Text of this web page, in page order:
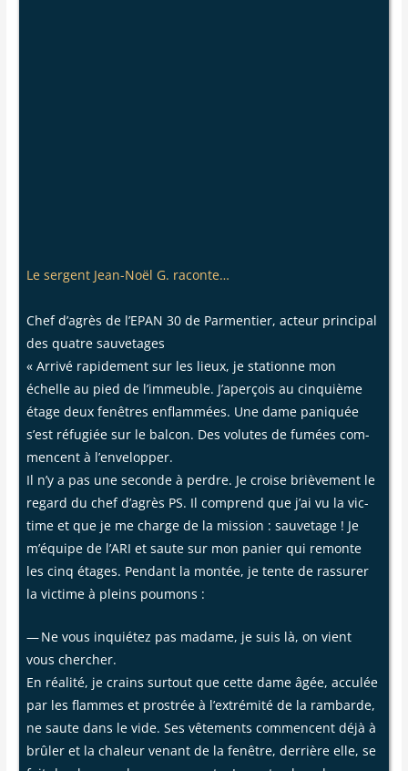
Le sergent Jean-Noël G. raconte…
Chef d’agrès de l’EPAN 30 de Parmentier, acteur principal
des quatre sauvetages
« Arri­vé rapi­de­ment sur les lieux, je sta­tionne mon
échelle au pied de l’immeuble. J’aperçois au cin­quième
étage deux fenêtres enflam­mées. Une dame pani­quée
s’est réfu­giée sur le bal­con. Des volutes de fumées com­
mencent à l’envelopper.
Il n’y a pas une seconde à perdre. Je croise briè­ve­ment le
regard du chef d’agrès PS. Il com­prend que j’ai vu la vic­
time et que je me charge de la mis­sion : sau­ve­tage ! Je
m’équipe de l’ARI et saute sur mon panier qui remonte
les cinq étages. Pen­dant la mon­tée, je tente de ras­su­rer
la vic­time à pleins poumons :
— Ne vous inquié­tez pas madame, je suis là, on vient
vous cher­cher.
En réa­li­té, je crains sur­tout que cette dame âgée, accu­lée
par les flammes et pros­trée à l’extrémité de la ram­barde,
ne saute dans le vide. Ses vête­ments com­mencent déjà à
brû­ler et la cha­leur venant de la fenêtre, der­rière elle, se